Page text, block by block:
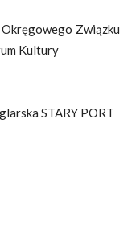
Związku
Kultury
STARY PORT